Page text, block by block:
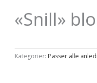
«Snill»
Kategorier: Passer alle